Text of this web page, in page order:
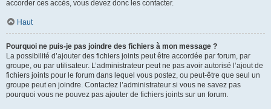
accorder ces accès, vous devez donc les contacter.
Haut
Pourquoi ne puis-je pas joindre des fichiers à mon message ?
La possibilité d’ajouter des fichiers joints peut être accordée par forum, par
groupe, ou par utilisateur. L’administrateur peut ne pas avoir autorisé l’ajout de
fichiers joints pour le forum dans lequel vous postez, ou peut-être que seul un
groupe peut en joindre. Contactez l’administrateur si vous ne savez pas
pourquoi vous ne pouvez pas ajouter de fichiers joints sur un forum.